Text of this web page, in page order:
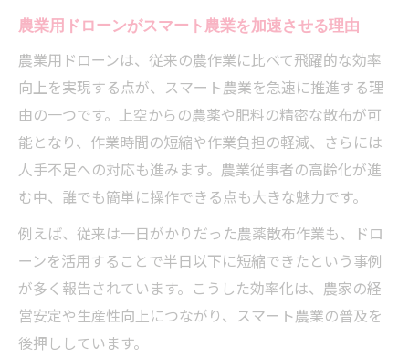
農業用ドローンがスマート農業を加速させる理由
農業用ドローンは、従来の農作業に比べて飛躍的な効率
向上を実現する点が、スマート農業を急速に推進する理
由の一つです。上空からの農薬や肥料の精密な散布が可
能となり、作業時間の短縮や作業負担の軽減、さらには
人手不足への対応も進みます。農業従事者の高齢化が進
む中、誰でも簡単に操作できる点も大きな魅力です。
例えば、従来は一日がかりだった農薬散布作業も、ドロ
ーンを活用することで半日以下に短縮できたという事例
が多く報告されています。こうした効率化は、農家の経
営安定や生産性向上につながり、スマート農業の普及を
後押ししています。